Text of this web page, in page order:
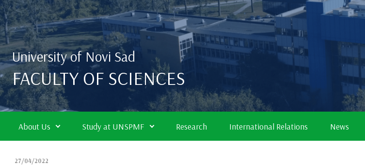
Skip to main content
University of Novi Sad
FACULTY OF SCIENCES
About Us Study at UNSPMF Research International Relations News
27/04/2022